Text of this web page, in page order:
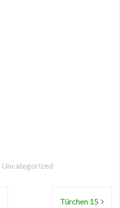
Uncategorized
Türchen 15